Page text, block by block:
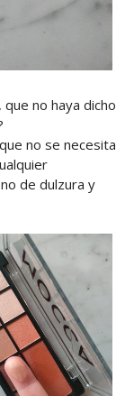
no haya dicho
no se necesita
de dulzura y